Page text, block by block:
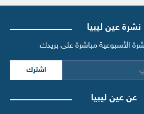
نشرة عين ليبيا
الأسبوعية مباشرة على بريدك
اشترك
عن عين ليبيا